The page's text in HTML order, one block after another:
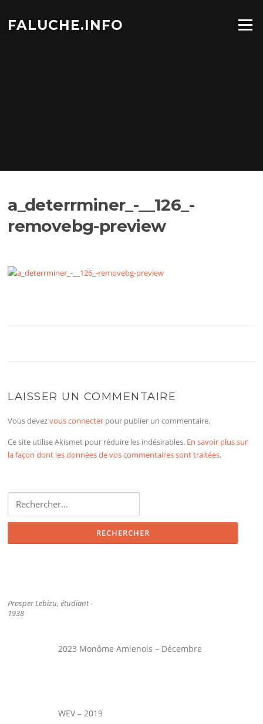
contenu
FALUCHE.INFO Menu
a_deterrminer_-__126_-
removebg-preview
LAISSER UN COMMENTAIRE
Vous devezvous connecter pour publier un commentaire.
Ce site utilise Akismet pour réduire les indésirables. En savoir plus sur
la façon dont les données de vos commentaires sont traitées.
Rechercher :
Prosper Lebizu, étudiant -
1938
2023 Monôme Amienois – Décembre
WEV – 2019